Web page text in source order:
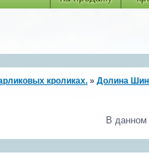
кроликах. » Долина
В